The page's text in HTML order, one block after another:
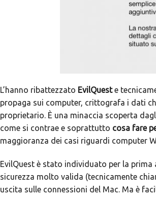
L’hanno ribattezzato EvilQueste
propaga sui computer, crittografa i dati
proprietario. È una minaccia scoperta
come si contrae e soprattutto cosa fare
maggioranza dei casi riguardi computer
EvilQuest è stato individuato per la prima
sicurezza molto valida (tecnicamente
uscita sulle connessioni del Mac. Ma è